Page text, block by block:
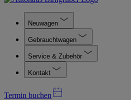
Neuwagen
Gebrauchtwagen
Service & Zubehör
Kontakt
Termin buchen